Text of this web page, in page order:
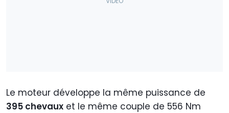
Le moteur développe la même puissance de
395 chevaux et le même couple de 556 Nm